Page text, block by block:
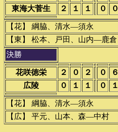
東海大菅生
２ １ １ ０ ０
【花】 綱脇、清水―須永
【東】 松本、戸田、山内―鹿倉
決勝
花咲徳栄 ２ ０ ２ ０ ６
広陵
０ １ １ ０ １
【花】 綱脇、清水―須永
【広】 平元、山本、森―中村